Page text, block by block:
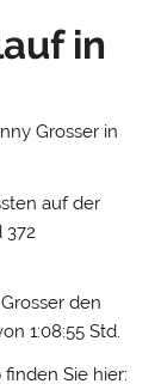
in
Grosser in
auf der
372
den
1:08:55 Std.
Sie hier: